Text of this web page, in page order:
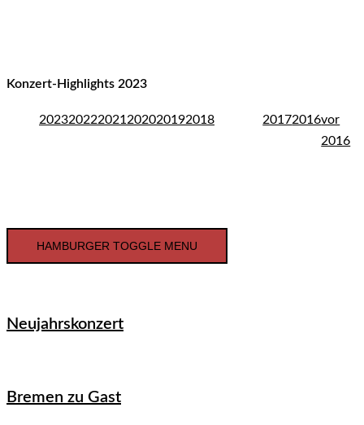
Konzert-Highlights 2023
202320222021202020192018 20172016vor
2016
HAMBURGER TOGGLE MENU
Neujahrskonzert
Bremen zu Gast